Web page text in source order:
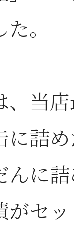
日
日
。
、当
に詰
んに
がセ